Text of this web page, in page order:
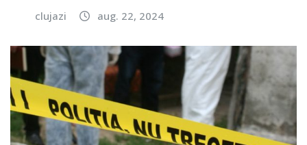
clujazi aug. 22, 2024